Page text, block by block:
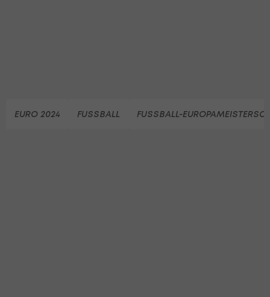
EURO 2024 FUSSBALL FUSSBALL-